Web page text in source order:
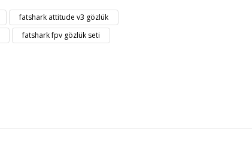
fatshark attitude v3 gözlük
fatshark fpv gözlük seti